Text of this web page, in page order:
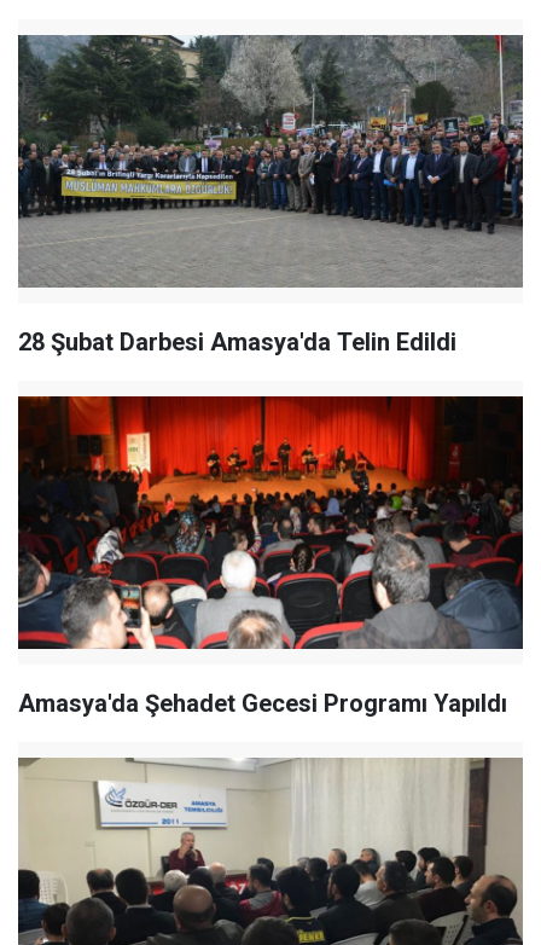
28 Şubat Darbesi Amasya'da Telin Edildi
Amasya'da Şehadet Gecesi Programı Yapıldı